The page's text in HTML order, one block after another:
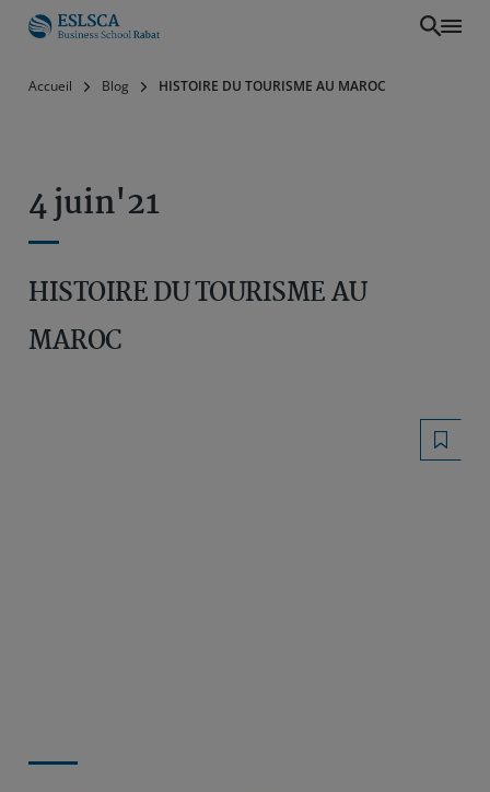
Accueil Blog HISTOIRE DU TOURISME AU MAROC
4 juin'21
HISTOIRE DU TOURISME AU
MAROC